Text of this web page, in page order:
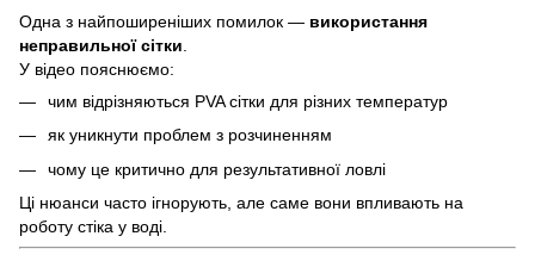
Одна з найпоширеніших помилок — використання
неправильної сітки
У відео пояснюємо:
чим відрізняються PVA сітки для різних температур
як уникнути проблем з розчиненням
чому це критично для результативної ловлі
Ці нюанси часто ігнорують, але саме вони впливають на
роботу стіка у воді.